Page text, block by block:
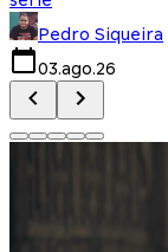
Pedro Siqueira
03.ago.26